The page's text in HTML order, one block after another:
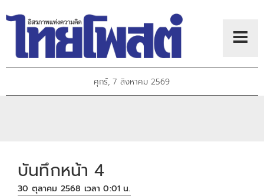
ศุกร์, 7 สิงหาคม 2569
บันทึกหน้า 4
30 ตุลาคม 2568 เวลา 0:01 น.